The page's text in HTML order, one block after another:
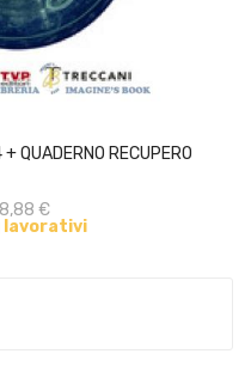
QUADERNO RECUPERO
€
lavorativi